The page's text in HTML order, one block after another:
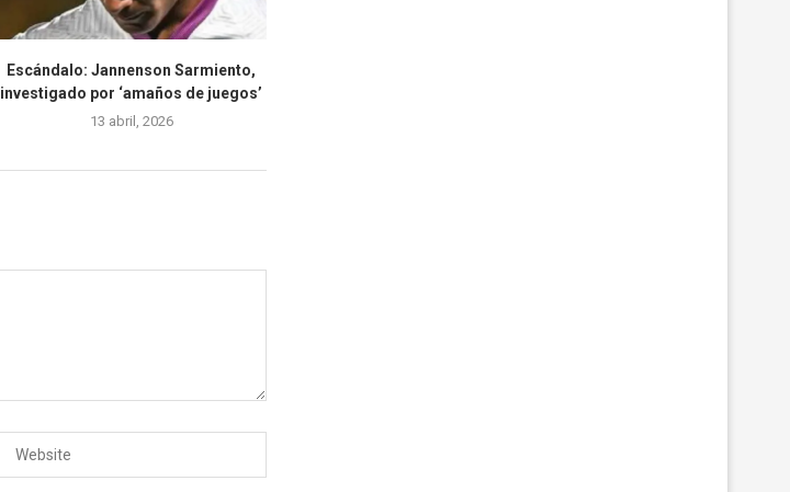
Escándalo: Jannenson Sarmiento,
investigado por ‘amaños de juegos’
13 abril, 2026